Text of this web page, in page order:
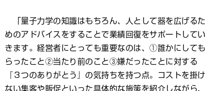
「量子力学の知識はもちろん、人として器を広げるた
めのアドバイスをすることで業績回復をサポートしてい
きます。経営者にとっても重要なのは、①誰かにしても
らったこと②当たり前のこと③嫌だったことに対する
『３つのありがとう』の気持ちを持つ点。コストを掛け
ない集客や販促といった具体的な施策を紹介しながら、